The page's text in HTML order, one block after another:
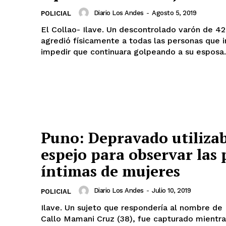
POLICIAL Diario Los Andes - Agosto 5, 2019
El Collao- Ilave. Un descontrolado varón de
agredió físicamente a todas las personas que
impedir que continuara golpeando a su
Puno: Depravado
espejo para observar las
íntimas de mujeres
POLICIAL Diario Los Andes - Julio 10, 2019
Ilave. Un sujeto que respondería al nombre de
Callo Mamani Cruz (38), fue capturado